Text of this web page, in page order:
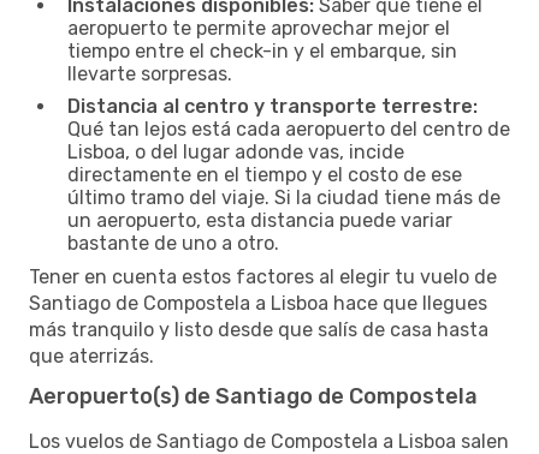
Instalaciones disponibles: Saber qué tiene el
aeropuerto te permite aprovechar mejor el
tiempo entre el check-in y el embarque, sin
llevarte sorpresas.
Distancia al centro y transporte terrestre:
Qué tan lejos está cada aeropuerto del centro de
Lisboa, o del lugar adonde vas, incide
directamente en el tiempo y el costo de ese
último tramo del viaje. Si la ciudad tiene más de
un aeropuerto, esta distancia puede variar
bastante de uno a otro.
Tener en cuenta estos factores al elegir tu vuelo de
Santiago de Compostela a Lisboa hace que llegues
más tranquilo y listo desde que salís de casa hasta
que aterrizás.
Aeropuerto(s) de Santiago de Compostela
Los vuelos de Santiago de Compostela a Lisboa salen